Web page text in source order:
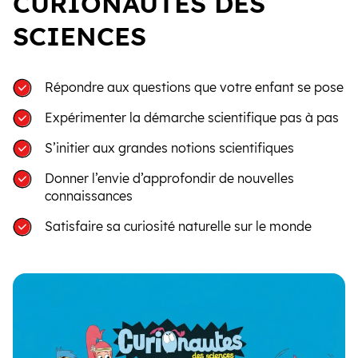
SCIENCES
Répondre aux questions que votre enfant se pose
Expérimenter la démarche scientifique pas à pas
S’initier aux grandes notions scientifiques
Donner l’envie d’approfondir de nouvelles
connaissances
Satisfaire sa curiosité naturelle sur le monde